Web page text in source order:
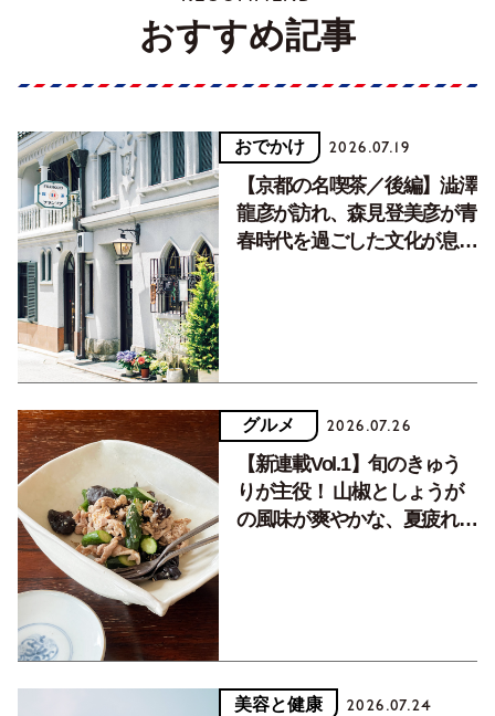
おすすめ記事
おでかけ 2026.07.19
【京都の名喫茶／後編】澁澤
龍彦が訪れ、森見登美彦が青
春時代を過ごした文化が息づ
グルメ 2026.07.26
【新連載Vol.1】旬のきゅう
りが主役！ 山椒としょうが
の風味が爽やかな、夏疲れを
美容と健康 2026.07.24